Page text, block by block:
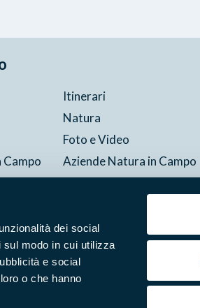
dei social
modo in cui utilizza
e social
o che hanno
Itinerari
Natura
Foto e Video
Aziende Natura in Campo
Privacy Cookie